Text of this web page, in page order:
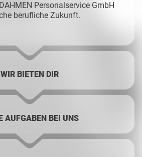
Personalservice GmbH
berufliche Zukunft.
WIR BIETEN DIR
AUFGABEN BEI UNS